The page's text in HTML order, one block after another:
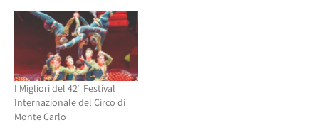
I Migliori del 42° Festival
Internazionale del Circo di
Monte Carlo